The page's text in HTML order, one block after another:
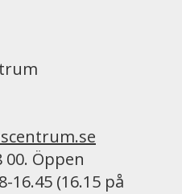
00. Öppen
16.45 (16.15 på